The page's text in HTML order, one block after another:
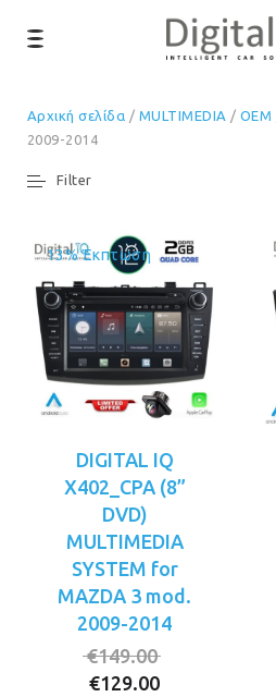
Αρχική σελίδα / MULTIMEDIA / OEM
2009-2014
Filter
13% Έκπτωση
DIGITAL IQ
X402_CPA (8”
DVD)
MULTIMEDIA
SYSTEM for
MAZDA 3 mod.
2009-2014
€149.00
€129.00